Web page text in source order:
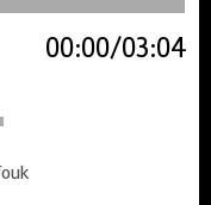
03:04
00:00